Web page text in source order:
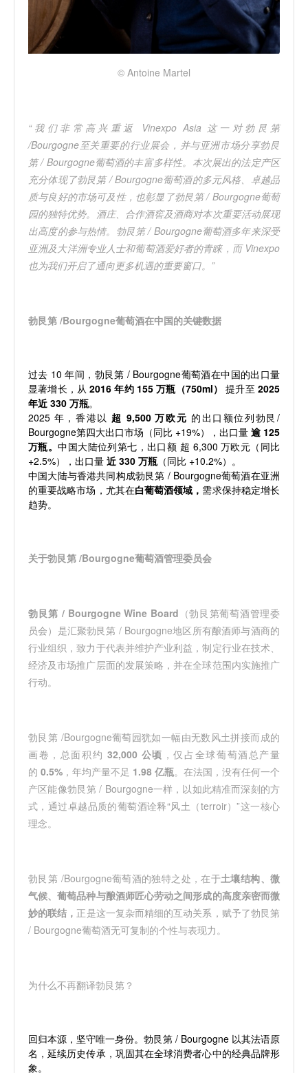
© Antoine Martel
“我们非常高兴重返 Vinexpo Asia 这一对勃艮第
/Bourgogne至关重要的行业展会，并与亚洲市场分享勃艮
第 / Bourgogne葡萄酒的丰富多样性。本次展出的法定产区
充分体现了勃艮第 / Bourgogne葡萄酒的多元风格、卓越品
质与良好的市场可及性，也彰显了勃艮第 / Bourgogne葡萄
园的独特优势。酒庄、合作酒窖及酒商对本次重要活动展现
出高度的参与热情。勃艮第 / Bourgogne葡萄酒多年来深受
亚洲及大洋洲专业人士和葡萄酒爱好者的青睐，而 Vinexpo
也为我们开启了通向更多机遇的重要窗口。”
勃艮第 /Bourgogne葡萄酒在中国的关键数据
过去 10 年间，勃艮第 / Bourgogne葡萄酒在中国的出口量
显著增长，从 2016 年约 155 万瓶（750ml） 提升至 2025
年近 330 万瓶。
2025 年，香港以 超 9,500 万欧元 的出口额位列勃艮/
Bourgogne第四大出口市场（同比 +19%），出口量 逾 125
万瓶。中国大陆位列第七，出口额 超 6,300 万欧元 （同比
+2.5%），出口量 近 330 万瓶 （同比 +10.2%）。
中国大陆与香港共同构成勃艮第 / Bourgogne葡萄酒在亚洲
的重要战略市场，尤其在白葡萄酒领域 ， 需求保持稳定增长
趋势。
关于勃艮第 /Bourgogne葡萄酒管理委员会
勃艮第 / Bourgogne Wine Board （勃艮第葡萄酒管理委
员会）是汇聚勃艮第 / Bourgogne地区所有酿酒师与酒商的
行业组织，致力于代表并维护产业利益，制定行业在技术、
经济及市场推广层面的发展策略，并在全球范围内实施推广
行动。
勃艮第 /Bourgogne葡萄园犹如一幅由无数风土拼接而成的
画卷，总面积约 32,000 公顷 ，仅占全球葡萄酒总产量
的 0.5% ，年均产量不足 1.98 亿瓶。在法国，没有任何一个
产区能像勃艮第 / Bourgogne一样，以如此精准而深刻的方
式，通过卓越品质的葡萄酒诠释“风土（terroir）”这一核心
理念。
勃艮第 /Bourgogne葡萄酒的独特之处，在于土壤结构、微
气候、葡萄品种与酿酒师匠心劳动之间形成的高度亲密而微
妙的联结 ， 正是这一复杂而精细的互动关系，赋予了勃艮第
/ Bourgogne葡萄酒无可复制的个性与表现力。
为什么不再翻译勃艮第？
回归本源，坚守唯一身份。勃艮第 / Bourgogne 以其法语原
名，延续历史传承，巩固其在全球消费者心中的经典品牌形
象。